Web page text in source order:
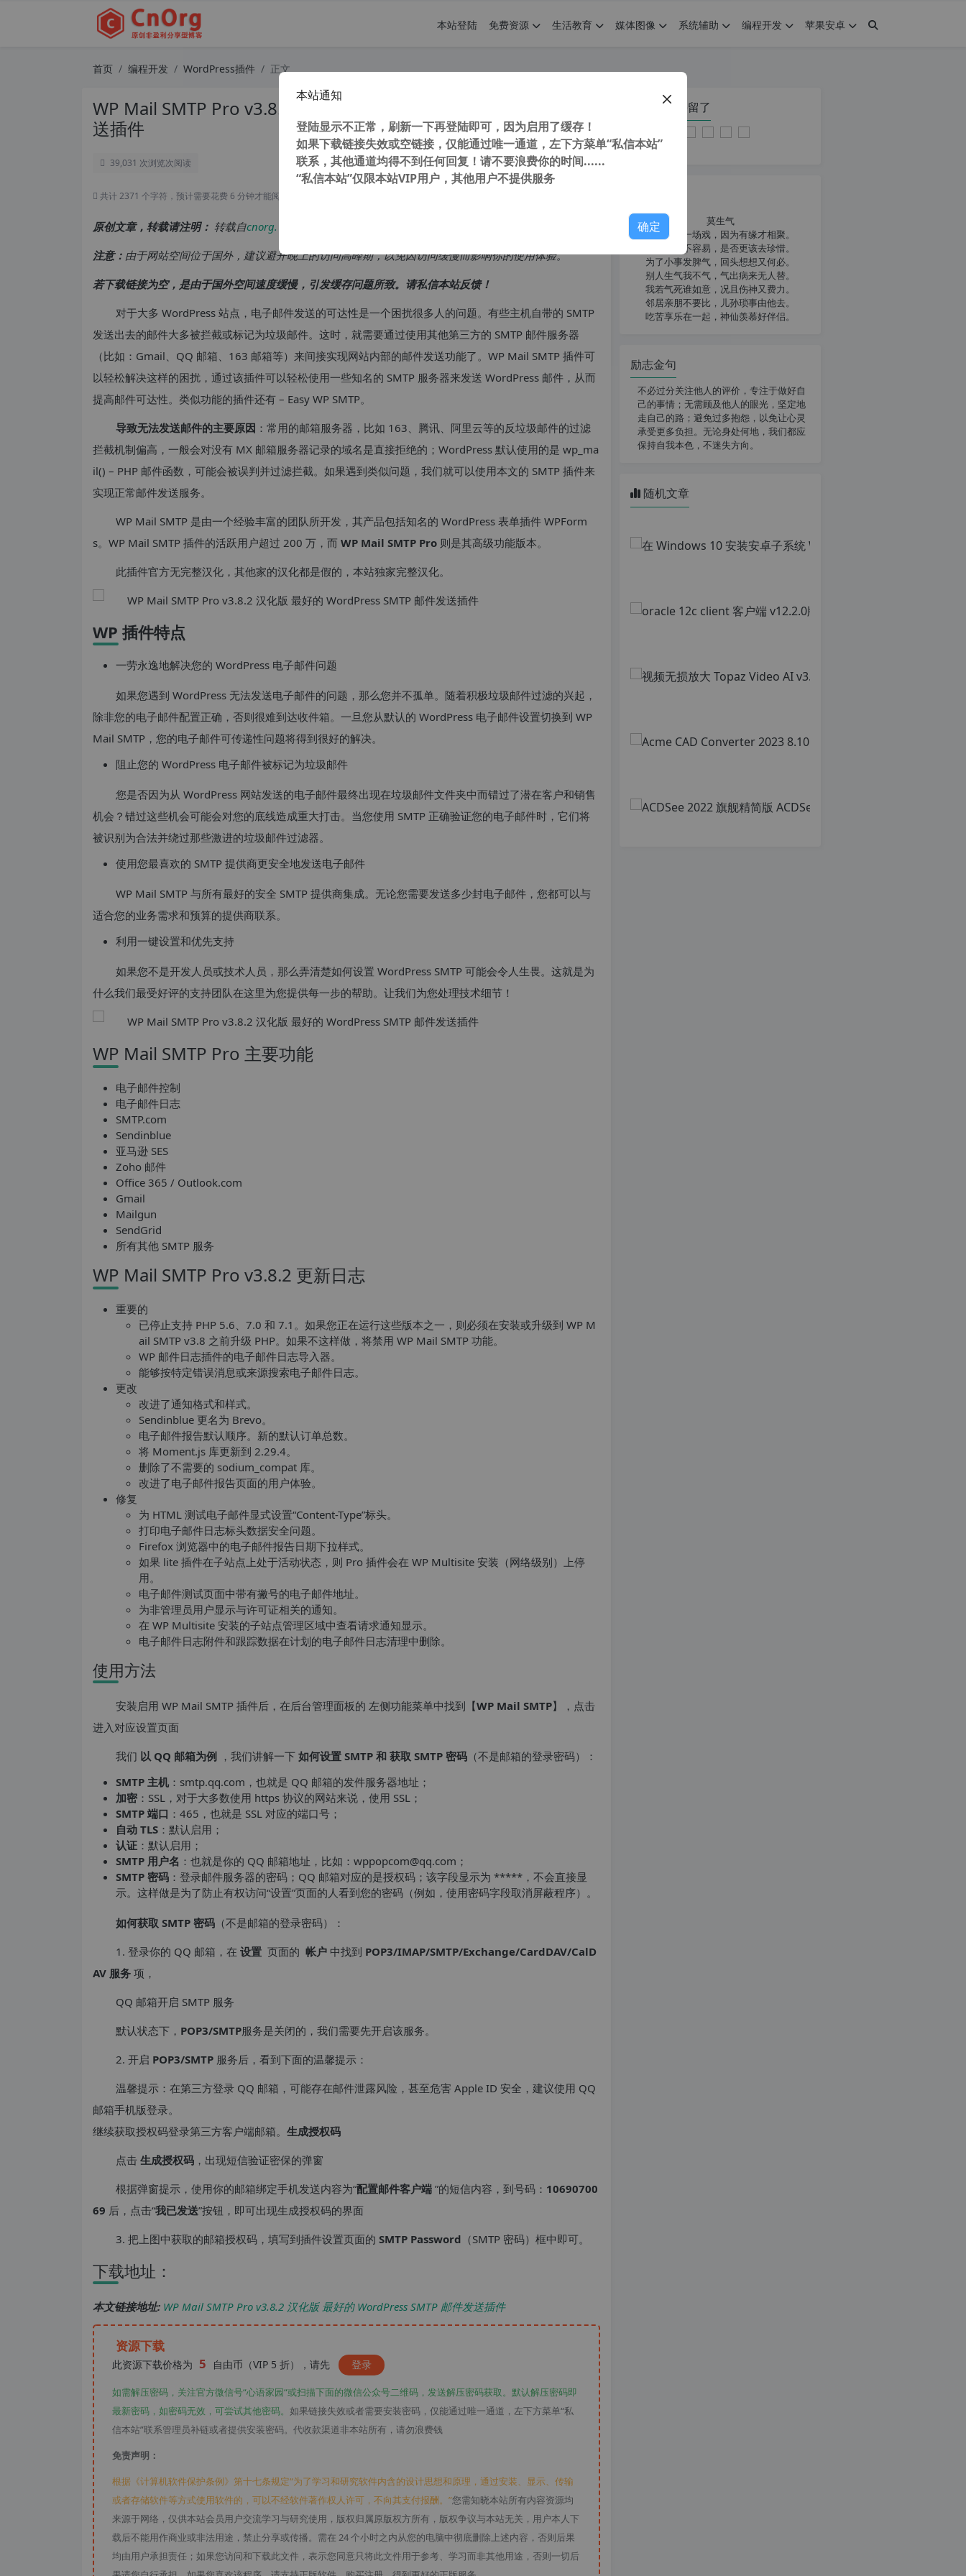
本站登陆 免费资源 生活教育 媒体图像 系统辅助 编程开发 苹果安卓
首页 编程开发 WordPress插件 正文
WP Mail SMTP Pro v3.8.2 汉化版 最好的WordPress SMTP邮件发
送插件
39,031 次浏览次阅读
共计 2371 个字符，预计需要花费 6 分钟才能阅读完成。
原创文章，转载请注明： 转载自cnorg.12hp.de
注意： 由于网站空间位于国外，建议避开晚上的访问高峰期，以免因访问缓慢而影响你的使用体验。
若下载链接为空，是由于国外空间速度缓慢，引发缓存问题所致。请私信本站反馈！
对于大多 WordPress 站点，电子邮件发送的可达性是一个困扰很多人的问题。有些主机自带的 SMTP
发送出去的邮件大多被拦截或标记为垃圾邮件。这时，就需要通过使用其他第三方的 SMTP 邮件服务器
（比如：Gmail、QQ 邮箱、163 邮箱等）来间接实现网站内部的邮件发送功能了。WP Mail SMTP 插件可
以轻松解决这样的困扰，通过该插件可以轻松使用一些知名的 SMTP 服务器来发送 WordPress 邮件，从而
提高邮件可达性。类似功能的插件还有 – Easy WP SMTP。
导致无法发送邮件的主要原因 ：常用的邮箱服务器，比如 163、腾讯、阿里云等的反垃圾邮件的过滤
拦截机制偏高，一般会对没有 MX 邮箱服务器记录的域名是直接拒绝的；WordPress 默认使用的是 wp_ma
il() – PHP 邮件函数，可能会被误判并过滤拦截。如果遇到类似问题，我们就可以使用本文的 SMTP 插件来
实现正常邮件发送服务。
WP Mail SMTP 是由一个经验丰富的团队所开发，其产品包括知名的 WordPress 表单插件 WPForm
s。WP Mail SMTP 插件的活跃用户超过 200 万，而 WP Mail SMTP Pro 则是其高级功能版本。
此插件官方无完整汉化，其他家的汉化都是假的，本站独家完整汉化。
WP 插件特点
一劳永逸地解决您的 WordPress 电子邮件问题
如果您遇到 WordPress 无法发送电子邮件的问题，那么您并不孤单。随着积极垃圾邮件过滤的兴起，
除非您的电子邮件配置正确，否则很难到达收件箱。一旦您从默认的 WordPress 电子邮件设置切换到 WP
Mail SMTP，您的电子邮件可传递性问题将得到很好的解决。
阻止您的 WordPress 电子邮件被标记为垃圾邮件
您是否因为从 WordPress 网站发送的电子邮件最终出现在垃圾邮件文件夹中而错过了潜在客户和销售
机会？错过这些机会可能会对您的底线造成重大打击。当您使用 SMTP 正确验证您的电子邮件时，它们将
被识别为合法并绕过那些激进的垃圾邮件过滤器。
使用您最喜欢的 SMTP 提供商更安全地发送电子邮件
WP Mail SMTP 与所有最好的安全 SMTP 提供商集成。无论您需要发送多少封电子邮件，您都可以与
适合您的业务需求和预算的提供商联系。
利用一键设置和优先支持
如果您不是开发人员或技术人员，那么弄清楚如何设置 WordPress SMTP 可能会令人生畏。这就是为
什么我们最受好评的支持团队在这里为您提供每一步的帮助。让我们为您处理技术细节！
WP Mail SMTP Pro 主要功能
电子邮件控制
电子邮件日志
SMTP.com
Sendinblue
亚马逊 SES
Zoho 邮件
Office 365 / Outlook.com
Gmail
Mailgun
SendGrid
所有其他 SMTP 服务
WP Mail SMTP Pro v3.8.2 更新日志
重要的
已停止支持 PHP 5.6、7.0 和 7.1。如果您正在运行这些版本之一，则必须在安装或升级到 WP M
ail SMTP v3.8 之前升级 PHP。如果不这样做，将禁用 WP Mail SMTP 功能。
WP 邮件日志插件的电子邮件日志导入器。
能够按特定错误消息或来源搜索电子邮件日志。
更改
改进了通知格式和样式。
Sendinblue 更名为 Brevo。
电子邮件报告默认顺序。新的默认订单总数。
将 Moment.js 库更新到 2.29.4。
删除了不需要的 sodium_compat 库。
改进了电子邮件报告页面的用户体验。
修复
为 HTML 测试电子邮件显式设置“Content-Type”标头。
打印电子邮件日志标头数据安全问题。
Firefox 浏览器中的电子邮件报告日期下拉样式。
如果 lite 插件在子站点上处于活动状态，则 Pro 插件会在 WP Multisite 安装（网络级别）上停
用。
电子邮件测试页面中带有撇号的电子邮件地址。
为非管理员用户显示与许可证相关的通知。
在 WP Multisite 安装的子站点管理区域中查看请求通知显示。
电子邮件日志附件和跟踪数据在计划的电子邮件日志清理中删除。
使用方法
安装启用 WP Mail SMTP 插件后，在后台管理面板的 左侧功能菜单中找到【WP Mail SMTP】，点击
进入对应设置页面
我们 以 QQ 邮箱为例 ，我们讲解一下 如何设置 SMTP 和 获取 SMTP 密码 （不是邮箱的登录密码）：
SMTP 主机 ：smtp.qq.com，也就是 QQ 邮箱的发件服务器地址；
加密 ：SSL，对于大多数使用 https 协议的网站来说，使用 SSL；
SMTP 端口 ：465，也就是 SSL 对应的端口号；
自动 TLS ：默认启用；
认证 ：默认启用；
SMTP 用户名 ：也就是你的 QQ 邮箱地址，比如：wppopcom@qq.com；
SMTP 密码 ：登录邮件服务器的密码；QQ 邮箱对应的是授权码；该字段显示为 *****，不会直接显
示。这样做是为了防止有权访问“设置”页面的人看到您的密码（例如，使用密码字段取消屏蔽程序）。
如何获取 SMTP 密码 （不是邮箱的登录密码）：
1. 登录你的 QQ 邮箱，在 设置 页面的 帐户 中找到 POP3/IMAP/SMTP/Exchange/CardDAV/CalD
AV 服务 项，
QQ 邮箱开启 SMTP 服务
默认状态下， POP3/SMTP服务是关闭的，我们需要先开启该服务。
2. 开启 POP3/SMTP 服务后，看到下面的温馨提示：
温馨提示：在第三方登录 QQ 邮箱，可能存在邮件泄露风险，甚至危害 Apple ID 安全，建议使用 QQ
邮箱手机版登录。
继续获取授权码登录第三方客户端邮箱。 生成授权码
点击 生成授权码 ，出现短信验证密保的弹窗
根据弹窗提示，使用你的邮箱绑定手机发送内容为“配置邮件客户端 ”的短信内容，到号码： 10690700
69 后，点击“我已发送”按钮，即可出现生成授权码的界面
3. 把上图中获取的邮箱授权码，填写到插件设置页面的 SMTP Password （SMTP 密码）框中即可。
下载地址：
本文链接地址: WP Mail SMTP Pro v3.8.2 汉化版 最好的 WordPress SMTP 邮件发送插件
资源下载
此资源下载价格为 5 自由币（VIP 5 折），请先 登录
如需解压密码，关注官方微信号“心语家园“或扫描下面的微信公众号二维码，发送解压密码获取。默认解压密码即
最新密码，如密码无效，可尝试其他密码。 如果链接失效或者需要安装密码，仅能通过唯一通道，左下方菜单“私
信本站”联系管理员补链或者提供安装密码。代收款渠道非本站所有，请勿浪费钱
免责声明：
根据《计算机软件保护条例》第十七条规定“为了学习和研究软件内含的设计思想和原理，通过安装、显示、传输
或者存储软件等方式使用软件的，可以不经软件著作权人许可，不向其支付报酬。”您需知晓本站所有内容资源均
来源于网络，仅供本站会员用户交流学习与研究使用，版权归属原版权方所有，版权争议与本站无关，用户本人下
载后不能用作商业或非法用途，禁止分享或传播。需在 24 个小时之内从您的电脑中彻底删除上述内容，否则后果
均由用户承担责任；如果您访问和下载此文件，表示您同意只将此文件用于参考、学习而非其他用途，否则一切后
您在本页停留了
莫生气
人生就像一场戏，因为有缘才相聚。
相扶到老不容易，是否更该去珍惜。
为了小事发脾气，回头想想又何必。
别人生气我不气，气出病来无人替。
我若气死谁如意，况且伤神又费力。
邻居亲朋不要比，儿孙琐事由他去。
吃苦享乐在一起，神仙羡慕好伴侣。
励志金句
不必过分关注他人的评价，专注于做好自
己的事情；无需顾及他人的眼光，坚定地
走自己的路；避免过多抱怨，以免让心灵
承受更多负担。无论身处何地，我们都应
保持自我本色，不迷失方向。
随机文章
本站通知
登陆显示不正常，刷新一下再登陆即可，因为启用了缓存！
如果下载链接失效或空链接，仅能通过唯一通道，左下方菜单“私信本站”
联系，其他通道均得不到任何回复！请不要浪费你的时间......
“私信本站”仅限本站VIP用户，其他用户不提供服务
确定